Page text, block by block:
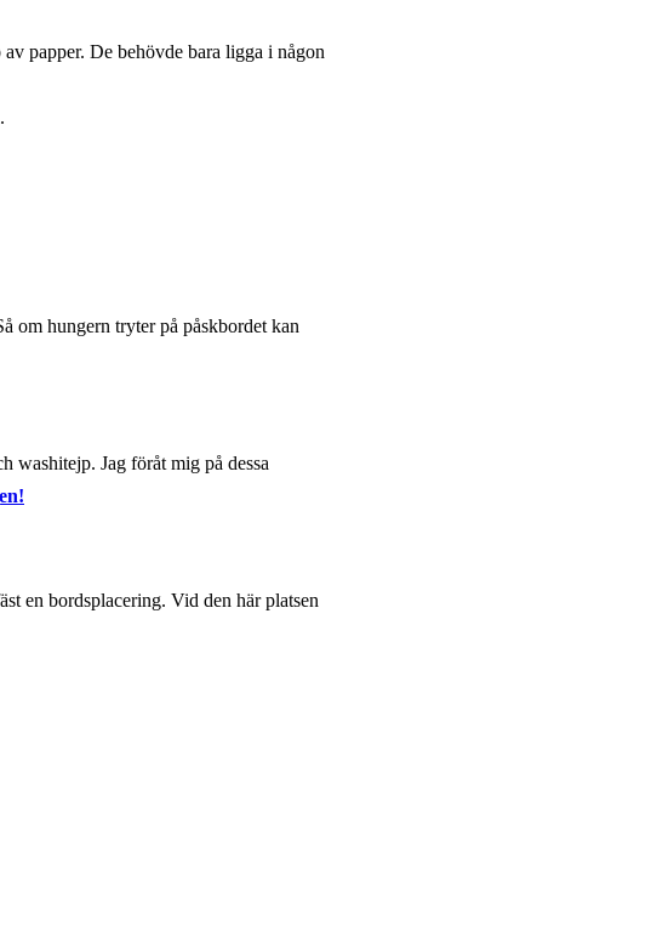
papper. De behövde bara ligga i någon
om hungern tryter på påskbordet kan
washitejp. Jag föråt mig på dessa
en bordsplacering. Vid den här platsen